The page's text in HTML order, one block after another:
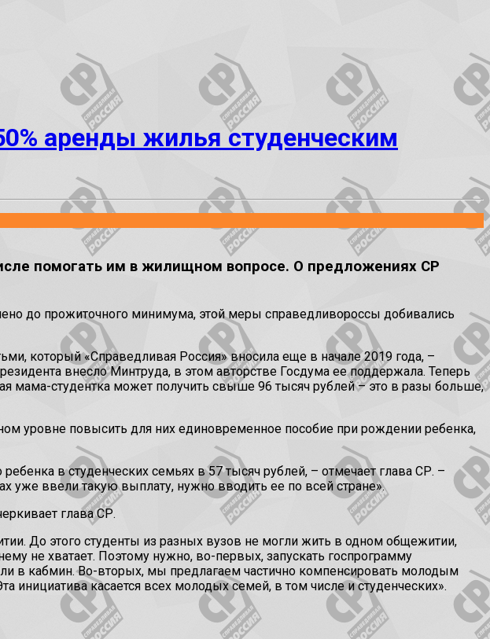
аренды жилья студенческим
помогать им в жилищном вопросе. О предложениях СР
до прожиточного минимума, этой меры справедливороссы добивались
который «Справедливая Россия» вносила еще в начале 2019 года, –
внесло Минтруда, в этом авторстве Госдума ее поддержала. Теперь
мама-студентка может получить свыше 96 тысяч рублей – это в разы больше,
уровне повысить для них единовременное пособие при рождении ребенка,
в студенческих семьях в 57 тысяч рублей, – отмечает глава СР. –
уже ввели такую выплату, нужно вводить ее по всей стране».
глава СР.
До этого студенты из разных вузов не могли жить в одном общежитии,
не хватает. Поэтому нужно, во-первых, запускать госпрограмму
в кабмин. Во-вторых, мы предлагаем частично компенсировать молодым
касается всех молодых семей, в том числе и студенческих».